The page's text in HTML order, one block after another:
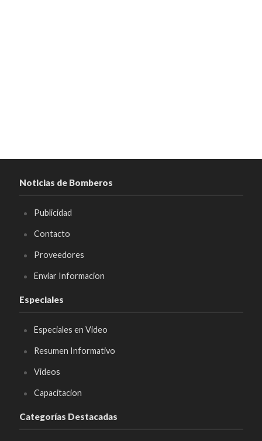
Noticias de Bomberos
Publicidad
Contacto
Proveedores
Enviar Informacion
Especiales
Especiales en Video
Resumen Informativo
Videos
Capacitacion
Categorías Destacadas